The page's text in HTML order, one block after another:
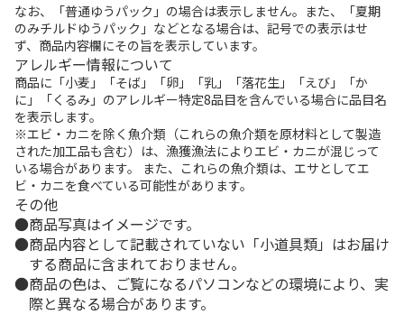
なお、「普通ゆうパック」の場合は表示しません。また、「夏期
のみチルドゆうパック」などとなる場合は、記号での表示はせ
ず、商品内容欄にその旨を表示しています。
アレルギー情報について
商品に「小麦」「そば」「卵」「乳」「落花生」「えび」「か
に」「くるみ」のアレルギー特定8品目を含んでいる場合に品目名
を表示します。
※エビ・カニを除く魚介類（これらの魚介類を原材料として製造
された加工品も含む）は、漁獲漁法によりエビ・カニが混じって
いる場合があります。 また、これらの魚介類は、エサとしてエ
ビ・カニを食べている可能性があります。
その他
商品写真はイメージです。
商品内容として記載されていない「小道具類」はお届け
する商品に含まれておりません。
商品の色は、ご覧になるパソコンなどの環境により、実
際と異なる場合があります。